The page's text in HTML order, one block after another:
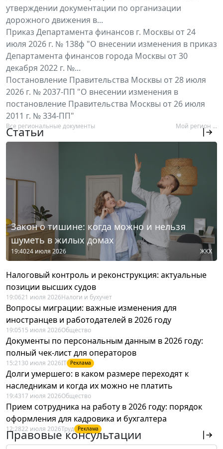
утверждении документации по организации
дорожного движения в...
Приказ Департамента финансов г. Москвы от 24
июля 2026 г. № 138ф "О внесении изменения в приказ
Департамента финансов города Москвы от 30
декабря 2022 г. №...
Постановление Правительства Москвы от 28 июля
2026 г. № 2037-ПП "О внесении изменения в
постановление Правительства Москвы от 26 июля
2011 г. № 334-ПП"
Все региональные документы Мой регион ...
Статьи
Закон о тишине: когда можно и нельзя
шуметь в жилых домах
19:4024 июля 2026 ЖКХ
Налоговый контроль и реконструкция: актуальные
позиции высших судов
19:0621 июля 2026Налоги и бухучет
Вопросы миграции: важные изменения для
иностранцев и работодателей в 2026 году
19:0515 июля 2026Общество
Документы по персональным данным в 2026 году:
полный чек-лист для операторов
15:21 30 июля 2026IT Реклама
Долги умершего: в каком размере переходят к
наследникам и когда их можно не платить
19:4317 июля 2026Общество
Прием сотрудника на работу в 2026 году: порядок
оформления для кадровика и бухгалтера
12:2822 июля 2026Труд Реклама
Правовые консультации